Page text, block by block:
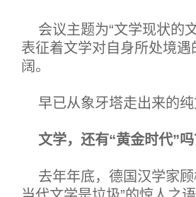
会议主题为“文学现状的
表征着文学对自身所处境
阔。
早已从象牙塔走出来的纯
文学，还有“黄金时代”吗
去年年底，德国汉学家顾